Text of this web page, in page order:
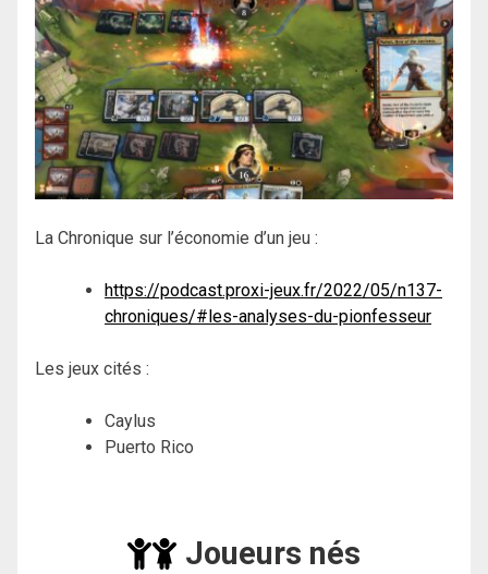
La Chronique sur l’économie d’un jeu :
https://podcast.proxi-jeux.fr/2022/05/n137-
chroniques/#les-analyses-du-pionfesseur
Les jeux cités :
Caylus
Puerto Rico
Joueurs nés